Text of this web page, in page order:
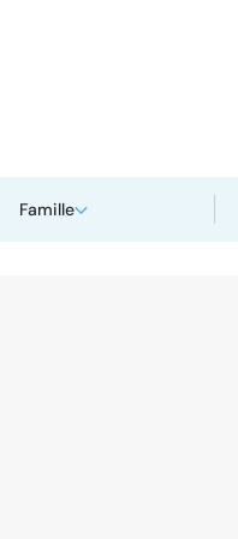
Famille